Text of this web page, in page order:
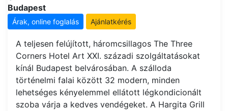
Budapest
Árak, online foglalás Ajánlatkérés
A teljesen felújított, háromcsillagos The Three
Corners Hotel Art XXI. századi szolgáltatásokat
kínál Budapest belvárosában. A szálloda
történelmi falai között 32 modern, minden
lehetséges kényelemmel ellátott légkondicionált
szoba várja a kedves vendégeket. A Hargita Grill